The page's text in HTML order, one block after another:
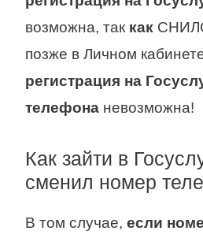
возможна, так как
позже в Личном
регистрация на
телефона невозможна!
Как зайти в
сменил номер
В том случае, если